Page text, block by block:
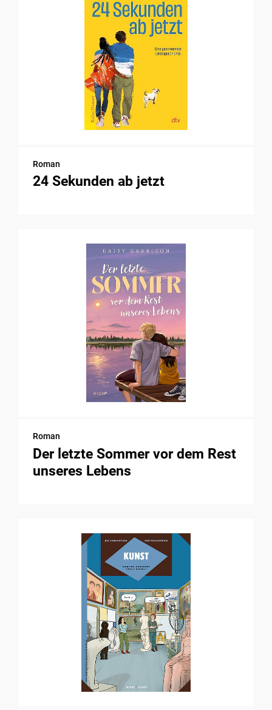
Roman
24 Sekunden ab jetzt
Roman
Der letzte Sommer vor dem Rest
unseres Lebens